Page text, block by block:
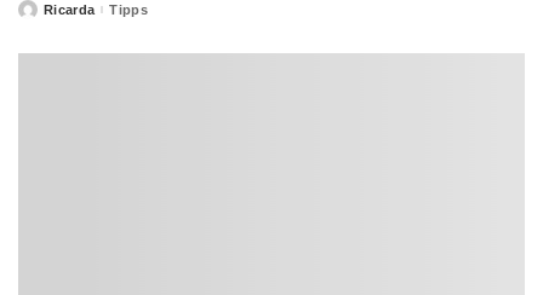
PostedRicarda Tipps